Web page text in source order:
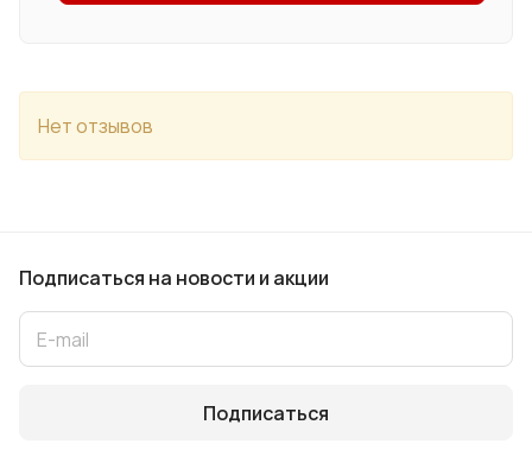
Нет отзывов
Подписаться на новости и акции
Подписаться